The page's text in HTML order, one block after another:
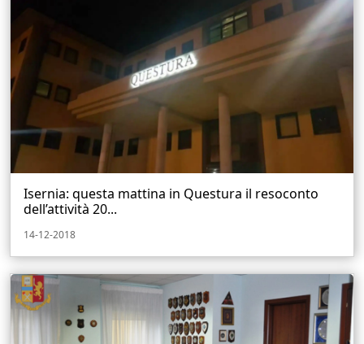
Isernia: questa mattina in Questura il resoconto
dell’attività 20...
14-12-2018